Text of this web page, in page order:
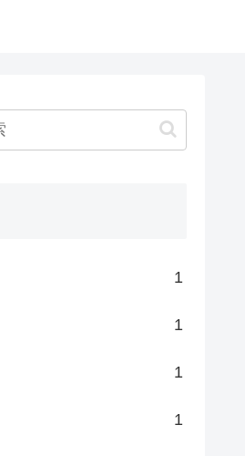
1
1
1
1